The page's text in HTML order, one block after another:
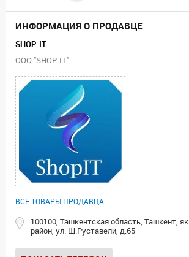
ИНФОРМАЦИЯ О ПРОДАВЦЕ
SHOP-IT
ООО "SHOP-IT"
ВСЕ ТОВАРЫ ПРОДАВЦА
100100, Ташкентская область, Ташкент,
район, ул. Ш.Руставели, д.65